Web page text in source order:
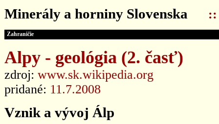
Minerály a horniny Slovenska ::
Zahraničie
Alpy - geológia (2. časť)
zdroj: www.sk.wikipedia.org
pridané: 11.7.2008
Vznik a vývoj Álp